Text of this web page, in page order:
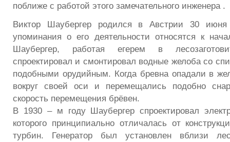
поближе с работой этого замечательного инженера .
Виктор Шаубергер родился в Австрии 30
упоминания о его деятельности относятся к
Шаубергер, работая егерем в
спроектировал и смонтировал водные желоба со
подобными орудийным. Когда бревна опадали в
вокруг своей оси и перемещались подобно
скорость перемещения брёвен.
В 1930 – м году Шаубергер спроектировал
которого принципиально отличалась от
турбин. Генератор был установлен вблизи